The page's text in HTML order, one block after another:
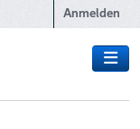
Anmelden